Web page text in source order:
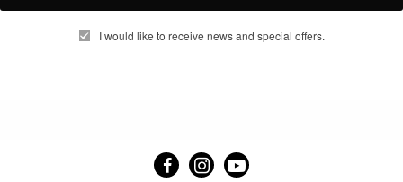
I would like to receive news and special offers.